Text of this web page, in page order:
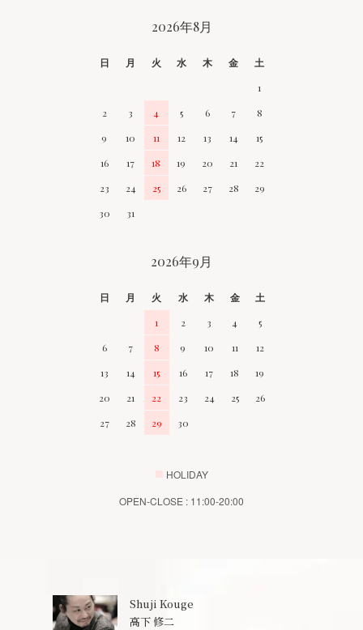
2026年8月
日 月 火 水 木 金
土
1
2
3 4 5 6 7
8
9
10 11 12 13 14
15
16
17 18 19 20 21
22
23
24 25 26 27 28
29
30
31
2026年9月
日 月 火 水 木 金
土
1
2 3 4
5
6
7 8 9 10 11
12
13
14 15 16 17 18
19
20
21 22 23 24 25
26
27
28 29 30
HOLIDAY
OPEN-CLOSE : 11:00-20:00
Shuji Kouge
高下 修二